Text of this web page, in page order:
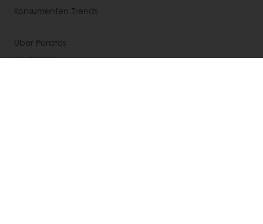
Konsumenten-Trends
Über Puratos
Neuigkeiten